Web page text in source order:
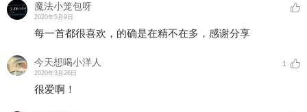
魔法小笼包呀
2020年5月9日
每一首都很喜欢，的确是在精不在多，感谢分享
今天想喝小洋人
2020年3月26日
1
很爱啊！